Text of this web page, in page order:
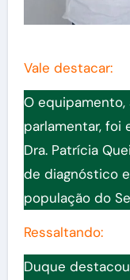
Vale destacar:
O
parlamentar, foi
Dra. Patrícia
de diagnóstico
população do
Ressaltando:
Duque